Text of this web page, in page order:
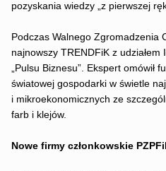
pozyskania wiedzy „z pierwszej
Podczas Walnego Zgromadzenia
najnowszy TRENDFiK z
„Pulsu Biznesu”. Ekspert omówił
światowej gospodarki w świetle
i mikroekonomicznych ze
farb i klejów.
Nowe firmy członkowskie